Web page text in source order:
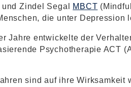
Zindel Segal
MBCT
die unter Depression
Jahre entwickelte der
Psychotherapie ACT
sind auf ihre Wirksamkeit